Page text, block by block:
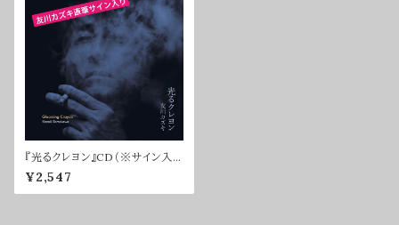
『光るクレヨン』CD（※サイン入
り）
¥2,547